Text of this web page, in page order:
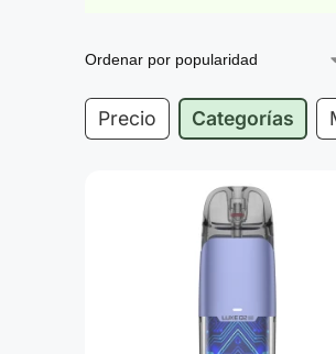
Precio Categorías